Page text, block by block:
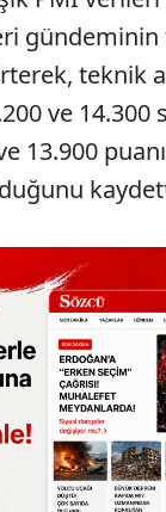
teknik
ve 14.300
13.900